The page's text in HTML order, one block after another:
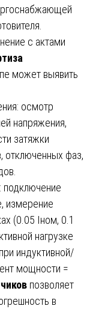
с актами
может выявить
осмотр
напряжения,
затяжки
отключенных фаз,
подключение
измерение
(0.05 Iном, 0.1
нагрузке
индуктивной/
мощности =
позволяет
в